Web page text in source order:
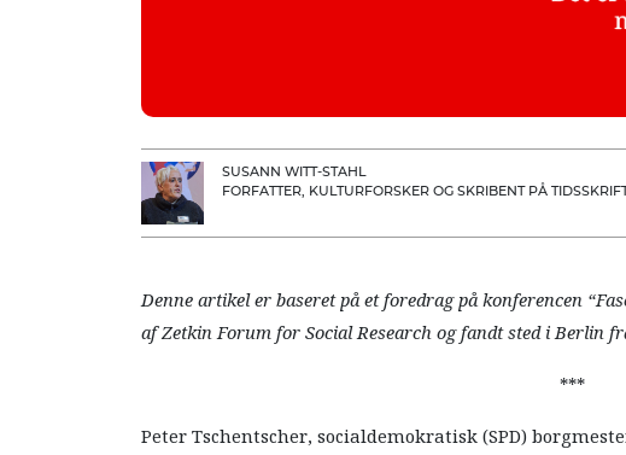
SUSANN WITT-STAHL
FORFATTER, KULTURFORSKER OG SKRIBENT PÅ
Denne artikel er baseret på et foredrag på konferencen
af Zetkin Forum for Social Research og fandt sted i Berlin
***
Peter Tschentscher, socialdemokratisk (SPD)